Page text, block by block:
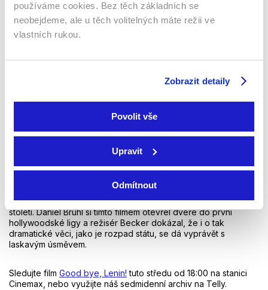
používáme cookies. Bez těch základních se
neobejdeme, ale u těch volitelných máte režii ve
vlastních rukou.
Zobrazit detaily
Povolit vše
Upravit
Odmítnout
Fascinující je také slavná scéna, kdy kolem okna bytu proletí
na helikoptéře obří torzo Leninovy sochy, které jako by matce
na počátku devadesátých let. Skvělý tah byl i angažmá
skladatele Yanna Tiersena, který krátce předtím uhranul svět
které film neklouže k laciné parodii.
Humor, který přežil svou dobu
nestárne, protože stojí na pevných lidských
základech. Je to oslava mateřské lásky a synovské obětavosti
zabalená do kulis jednoho z největších politických zvratů 20.
století. Daniel Brühl si tímto filmem otevřel dveře do první
hollywoodské ligy a režisér Becker dokázal, že i o tak
dramatické věci, jako je rozpad státu, se dá vyprávět s
laskavým úsměvem.
Sledujte film Good bye, Lenin! tuto středu od 18:00 na stanici
Cinemax, nebo využijte náš sedmidenní archiv na Telly.